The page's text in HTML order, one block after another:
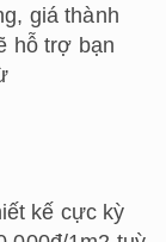
giá thành
hỗ trợ bạn
kế cực kỳ